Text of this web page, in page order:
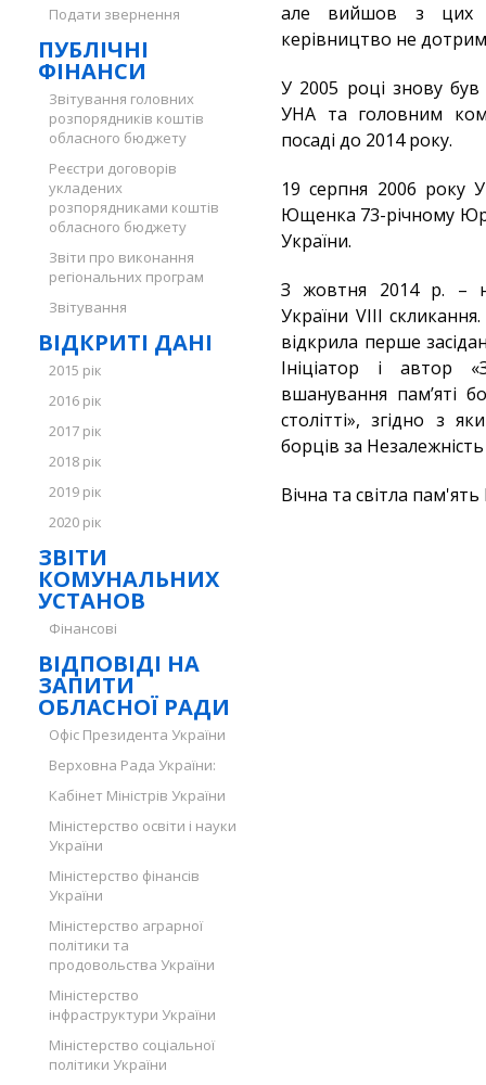
Подати звернення
ПУБЛІЧНІ
ФІНАНСИ
Звітування головних
розпорядників коштів
обласного бюджету
Реєстри договорів
укладених
розпорядниками коштів
обласного бюджету
Звіти про виконання
регіональних програм
Звітування
ВІДКРИТІ ДАНІ
2015 рік
2016 рік
2017 рік
2018 рік
2019 рік
2020 рік
ЗВІТИ
КОМУНАЛЬНИХ
УСТАНОВ
Фінансові
ВІДПОВІДІ НА
ЗАПИТИ
ОБЛАСНОЇ РАДИ
Офіс Президента України
Верховна Рада України:
Кабінет Міністрів України
Міністерство освіти і науки
України
Міністерство фінансів
України
Міністерство аграрної
політики та
продовольства України
Міністерство
інфраструктури України
Міністерство соціальної
політики України
але вийшов з цих
керівництво не
У 2005 році знову був
УНА та головним
посаді до 2014 року.
19 серпня 2006 року
Ющенка 73-річному
України.
З жовтня 2014 р. –
України VIII
відкрила перше
Ініціатор і автор
вшанування пам’яті
столітті», згідно з
борців за Незалежність
Вічна та світла